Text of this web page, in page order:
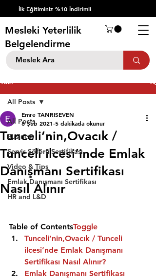
İlk Eğitiminiz %10 İndirimli
Mesleki Yeterlilik
Belgelendirme
Yazı
All Posts
Business
Servis Şöförü Sertifikası
Video & Tips
Emlak Danışmanı Sertifikası
HR and L&D
All Posts
Tunceli’nin,Ovacık /
Tunceli ilcesi’inde Emlak
Danışmanı Sertifikası
Nasıl Alınır
Emre TANRISEVEN
8 Şub 2021 5 dakikada okunur
Table of ContentsToggle
Tunceli’nin,Ovacık / Tunceli
ilcesi’nde Emlak Danışmanı
Sertifikası Nasıl Alınır?
Emlak Danışmanı Sertifikası